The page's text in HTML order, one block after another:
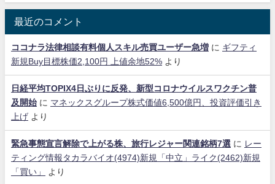
最近のコメント
ココナラ法律相談有料個人スキル売買ユーザー急増 に ギフティ
新規Buy目標株価2,100円 上値余地52% より
日経平均TOPIX4日ぶりに反発、新型コロナウイルスワクチン普
及開始に マネックスグループ株式価値6,500億円、投資評価引き
上げ より
緊急事態宣言解除で上がる株、旅行レジャー関連銘柄7選 に レー
ティング情報タカラバイオ(4974)新規「中立」ライク(2462)新規
「買い」
より